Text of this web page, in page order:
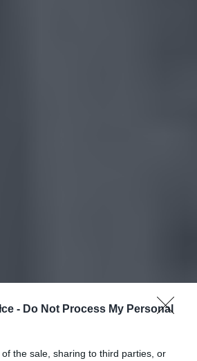
- Do Not Process My Personal
the sale, sharing to third parties, or